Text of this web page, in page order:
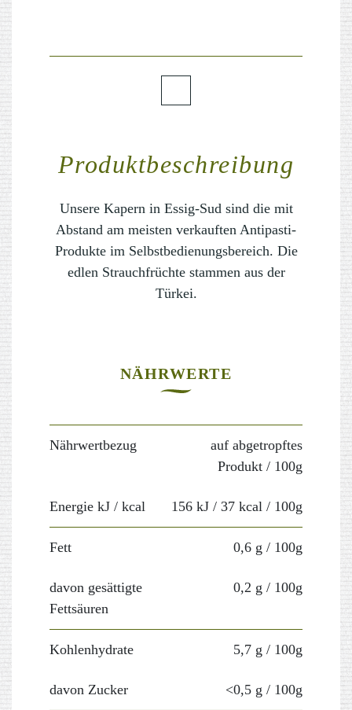
Produktbeschreibung
Unsere Kapern in Essig-Sud sind die mit
Abstand am meisten verkauften Antipasti-
Produkte im Selbstbedienungsbereich. Die
edlen Strauchfrüchte stammen aus der
Türkei.
NÄHRWERTE
Nährwertbezug
auf abgetropftes
Produkt / 100g
Energie kJ / kcal 156 kJ / 37 kcal / 100g
Fett 0,6 g / 100g
davon gesättigte
Fettsäuren
0,2 g / 100g
Kohlenhydrate 5,7 g / 100g
davon Zucker <0,5 g / 100g